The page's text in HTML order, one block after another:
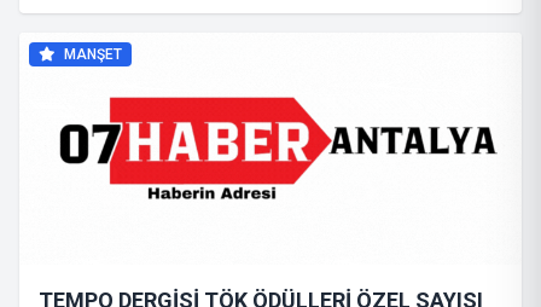
MANŞET
TEMPO DERGİSİ TÖK ÖDÜLLERİ ÖZEL SAYISI